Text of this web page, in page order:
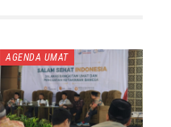
AGENDA UMAT